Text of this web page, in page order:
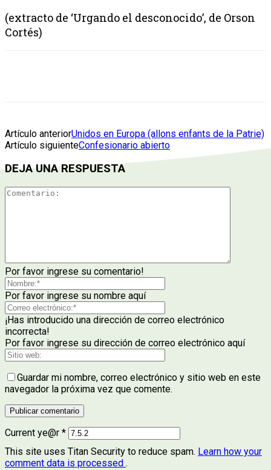
(extracto de ‘Urgando el desconocido’, de Orson
Cortés)
Artículo anteriorUnidos en Europa (allons enfants de la Patrie)
Artículo siguienteConfesionario abierto
DEJA UNA RESPUESTA
Por favor ingrese su comentario!
Por favor ingrese su nombre aquí
¡Has introducido una dirección de correo electrónico
incorrecta!
Por favor ingrese su dirección de correo electrónico aquí
Guardar mi nombre, correo electrónico y sitio web en este
navegador la próxima vez que comente.
Current ye@r *
This site uses Titan Security to reduce spam. Learn how your
comment data is processed .